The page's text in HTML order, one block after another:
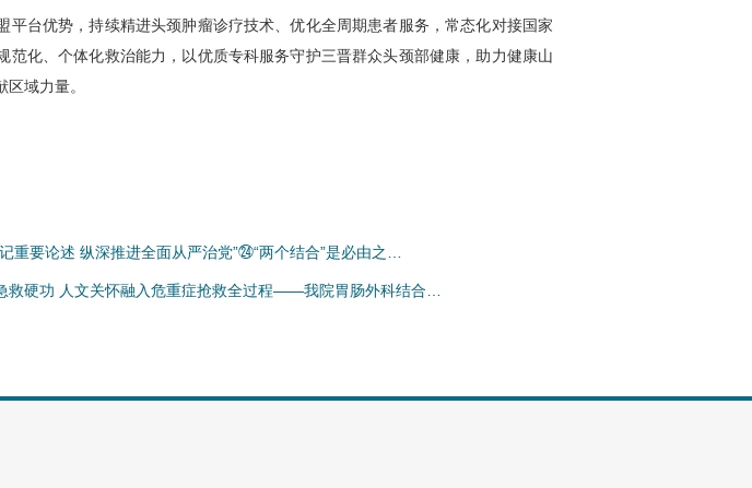
平台优势，持续精进头颈肿瘤诊疗技术、优化全周期患者服务，常态化对接国家
范化、个体化救治能力，以优质专科服务守护三晋群众头颈部健康，助力健康山
域力量。
重要论述 纵深推进全面从严治党”㉔“两个结合”是必由之…
救硬功 人文关怀融入危重症抢救全过程——我院胃肠外科结合…